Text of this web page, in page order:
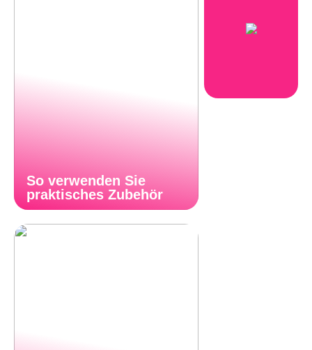
So verwenden Sie
praktisches Zubehör